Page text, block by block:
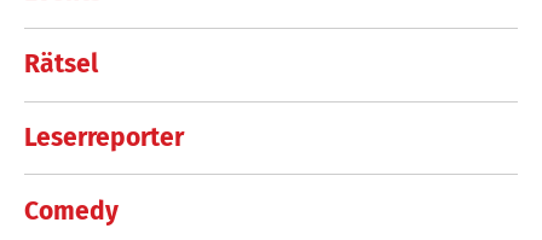
Rätsel
Leserreporter
Comedy